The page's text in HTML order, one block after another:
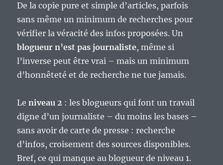
De la copie pure et simple d’articles, parfois
sans même un minimum de recherches pour
vérifier la véracité des infos proposées. Un
blogueur n’est pas journaliste, même si
l’inverse peut être vrai – mais un minimum
d’honnêteté et de recherche ne tue jamais.
Leniveau 2 : les blogueurs qui font un travail
digne d’un journaliste – du moins les bases –
sans avoir de carte de presse : recherche
d’infos, croisement des sources disponibles.
Bref, ce qui manque au blogueur de niveau 1.